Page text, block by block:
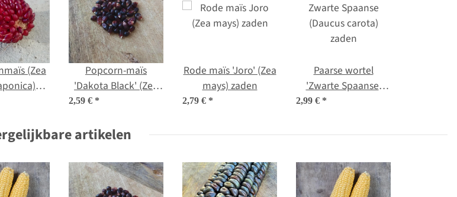
(Zea
Popcorn-maïs
'Dakota Black' (Zea
mays) zaden
2,59 € *
Rode maïs 'Joro' (Zea
mays) zaden
2,79 € *
Paarse wortel
'Zwarte Spaanse'
(Daucus carota)
2,99 € *
artikelen